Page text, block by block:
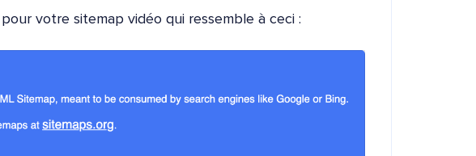
votre sitemap vidéo qui ressemble à ceci :